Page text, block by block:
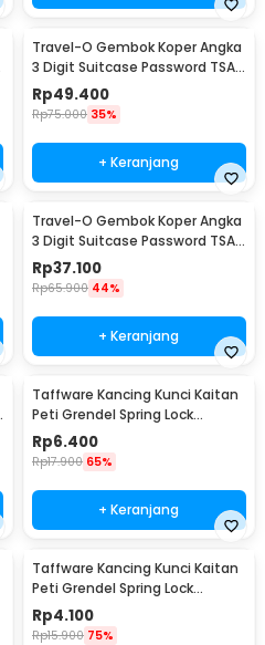
Travel-O Gembok Koper Angka
3 Digit Suitcase Password TSA
Lock - TSA-520
Rp49.400
Rp75.000 35%
+ Keranjang
Travel-O Gembok Koper Angka
3 Digit Suitcase Password TSA
Lock - TSA-338
Rp37.100
Rp65.900 44%
+ Keranjang
Taffware Kancing Kunci Kaitan
Peti Grendel Spring Lock
Stainless Steel XL - J107
Rp6.400
Rp17.900 65%
+ Keranjang
Taffware Kancing Kunci Kaitan
Peti Grendel Spring Lock
Stainless Steel M - J107
Rp4.100
Rp15.900 75%